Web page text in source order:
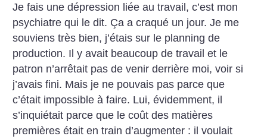
Je fais une dépression liée au travail, c’est mon
psychiatre qui le dit. Ça a craqué un jour. Je me
souviens très bien, j’étais sur le planning de
production. Il y avait beaucoup de travail et le
patron n’arrêtait pas de venir derrière moi, voir si
j’avais fini. Mais je ne pouvais pas parce que
c’était impossible à faire. Lui, évidemment, il
s’inquiétait parce que le coût des matières
premières était en train d’augmenter : il voulait